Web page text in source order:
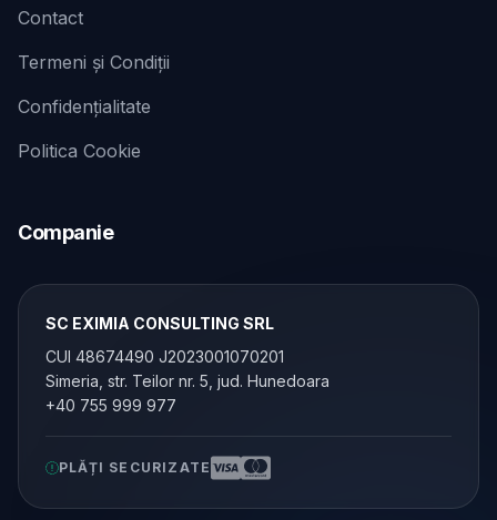
Contact
Termeni și Condiții
Confidențialitate
Politica Cookie
Companie
SC EXIMIA CONSULTING SRL
CUI 48674490 J2023001070201
Simeria, str. Teilor nr. 5, jud. Hunedoara
+40 755 999 977
PLĂȚI SECURIZATE